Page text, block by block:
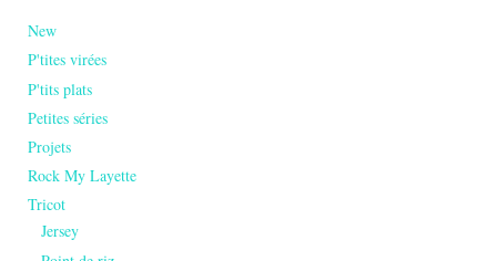
New
P'tites virées
P'tits plats
Petites séries
Projets
Rock My Layette
Tricot
Jersey